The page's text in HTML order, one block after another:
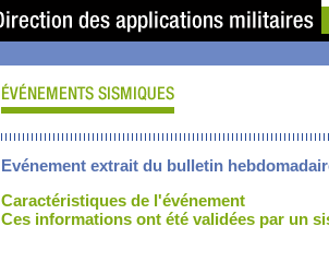
Evénement extrait du bulletin
Caractéristiques de l'événement
Ces informations ont été validées par un